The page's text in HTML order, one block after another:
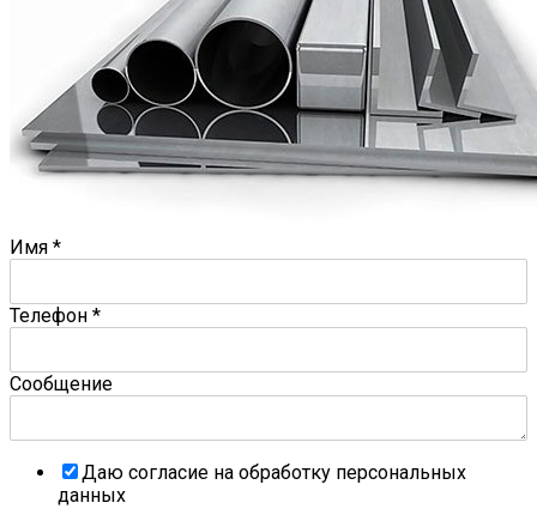
Имя *
Телефон *
Сообщение
Даю согласие на обработку персональных
данных